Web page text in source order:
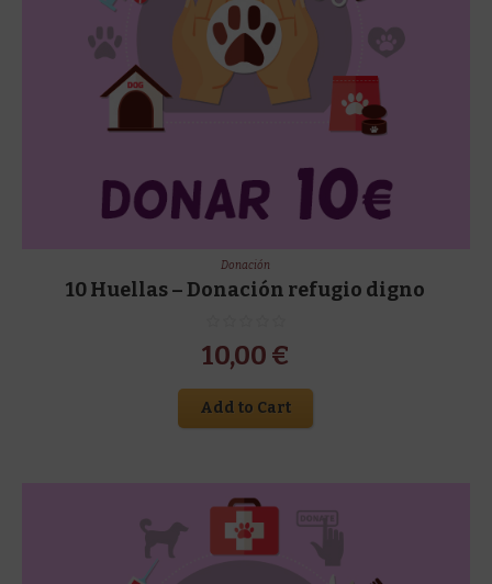
Donación
10 Huellas – Donación refugio digno
10,00 €
Add to Cart